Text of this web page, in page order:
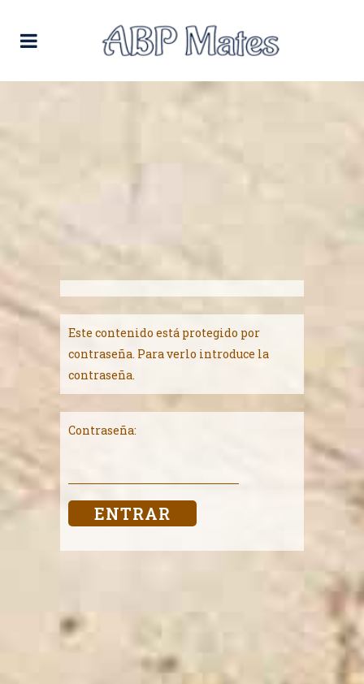
Este contenido está protegido por
contraseña. Para verlo introduce la
contraseña.
Contraseña: